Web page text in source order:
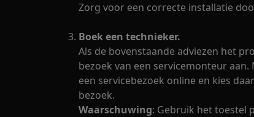
Zorg voor een correcte installatie
Boek een technieker.
Als de bovenstaande adviezen het
bezoek van een servicemonteur
een servicebezoek online en kies
bezoek.
Waarschuwing: Gebruik het toestel